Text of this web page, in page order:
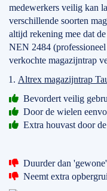
medewerkers veilig kan
verschillende soorten
altijd rekening mee dat
NEN 2484
verkochte magazijntrap
Altrex magazijntrap
Bevordert veilig
Door de wielen
Extra houvast door
Duurder dan
Neemt extra